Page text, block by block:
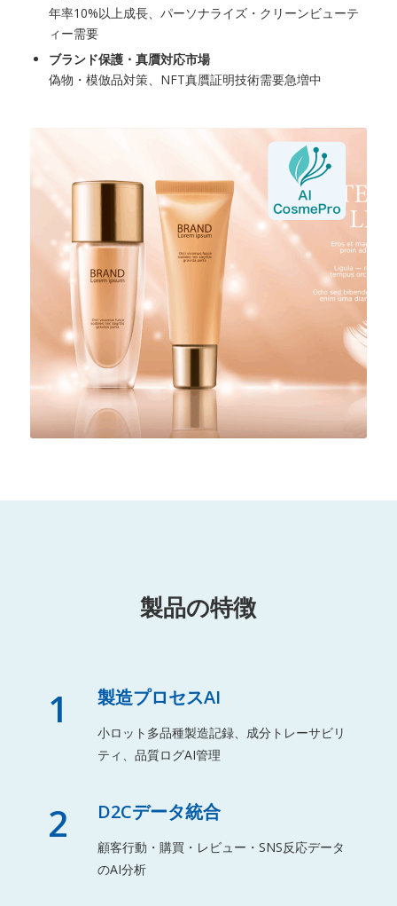
年率10%以上成長、パーソナライズ・クリーンビューテ
ィー需要
ブランド保護・真贋対応市場
偽物・模倣品対策、NFT真贋証明技術需要急増中
製品の特徴
1 製造プロセスAI
小ロット多品種製造記録、成分トレーサビリ
ティ、品質ログAI管理
2 D2Cデータ統合
顧客行動・購買・レビュー・SNS反応データ
のAI分析